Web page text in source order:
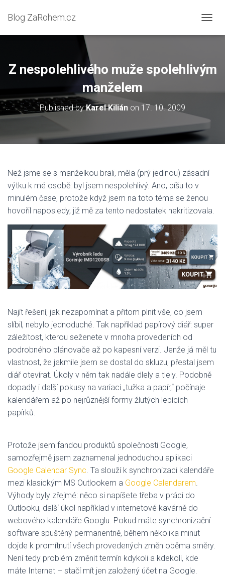
Blog ZaRohem.cz
Ř
O
T
V
Z nespolehlivého muže spolehlivým
manželem
Published byKarel Kilián on 17. 10. 2009
Než jsme se s manželkou brali, měla (prý jedinou) zásadní
výtku k mé osobě: byl jsem nespolehlivý. Ano, píšu to v
minulém čase, protože když jsem na toto téma se ženou
hovořil naposledy, již mě za tento nedostatek nekritizovala.
Najít řešení, jak nezapomínat a přitom plnit vše, co jsem
slíbil, nebylo jednoduché. Tak například papírový diář: super
záležitost, kterou seženete v mnoha provedeních od
podrobného plánovače až po kapesní verzi. Jenže já měl tu
vlastnost, že jakmile jsem se dostal do skluzu, přestal jsem
diář otevírat. Úkoly v něm tak nadále dlely a tlely. Podobně
dopadly i další pokusy na variaci „tužka a papír,“ počínaje
kalendářem až po nejrůznější formy žlutých lepících
papírků.
Protože jsem fandou produktů společnosti Google,
samozřejmě jsem zaznamenal jednoduchou aplikaci
Google Calendar Sync . Ta slouží k synchronizaci kalendáře
mezi klasickým MS Outlookem a Google Calendarem
Výhody byly zřejmé: něco si napíšete třeba v práci do
Outlooku, další úkol například v internetové kavárně do
webového kalendáře Googlu. Pokud máte synchronizační
software spuštěný permanentně, během několika minut
dojde k promítnutí všech provedených změn oběma směry.
Není tedy problém změnit termín kdykoli a kdekoli, kde
máte Internet – stačí mít jen založený účet na Google.